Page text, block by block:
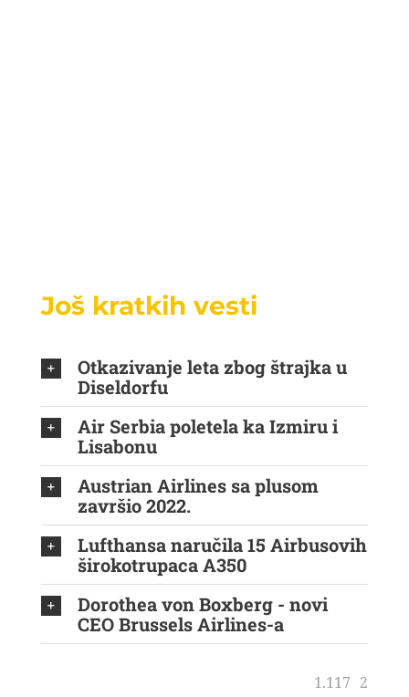
Još kratkih vesti
Otkazivanje leta zbog štrajka u
Diseldorfu
Air Serbia poletela ka Izmiru i
Lisabonu
Austrian Airlines sa plusom
završio 2022.
Lufthansa naručila 15 Airbusovih
širokotrupaca A350
Dorothea von Boxberg - novi
CEO Brussels Airlines-a
1.117 2